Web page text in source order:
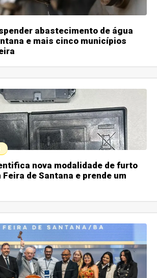
abastecimento de água
e mais cinco municípios
nova modalidade de furto
de Santana e prende um